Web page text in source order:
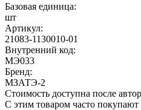
Базовая единица:
шт
Артикул:
21083-1130010-01
Внутренний код:
МЭ033
Бренд:
МЗАТЭ-2
Стоимость доступна после
С этим товаром часто покупают